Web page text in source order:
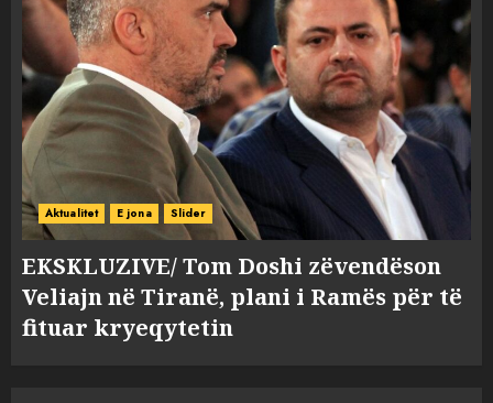
Aktualitet E jona Slider
EKSKLUZIVE/ Tom Doshi zëvendëson
Veliajn në Tiranë, plani i Ramës për të
fituar kryeqytetin